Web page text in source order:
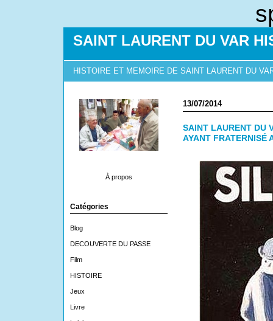
SAINT LAURENT DU VAR
HISTOIRE ET MEMOIRE DE SAINT LAURENT DU
À propos
Catégories
Blog
DECOUVERTE DU PASSE
Film
HISTOIRE
Jeux
Livre
13/07/2014
SAINT LAURENT DU
AYANT FRATERNISÉ